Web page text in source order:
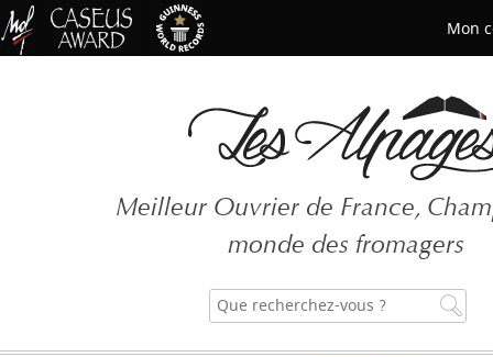
Meilleur Ouvrier de France,
monde des fromagers
Mon
Mot de passe oublié ?
CRÉER UN